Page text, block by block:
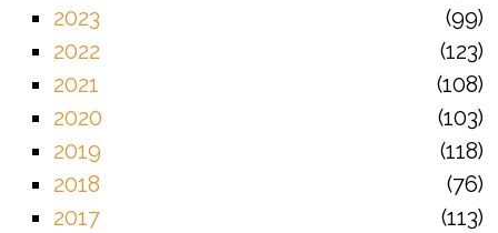
2023
99
2022
123
2021
108
2020
103
2019
118
2018
76
2017
113